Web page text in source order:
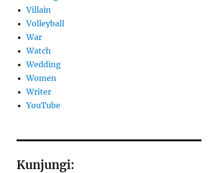
Villain
Volleyball
War
Watch
Wedding
Women
Writer
YouTube
Kunjungi: